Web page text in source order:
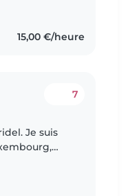
15,00 €/heure
7
suis